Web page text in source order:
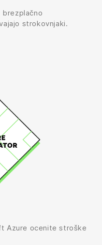
brezplačno
strokovnjaki.
Azure ocenite stroške